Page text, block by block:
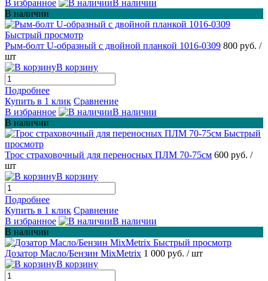
В избранное
В наличии
В наличии
Быстрый просмотр
Рым-болт U-образный с двойной планкой 1016-0309 800 руб. /
шт
В корзину
Подробнее
Купить в 1 клик Сравнение
В избранное
В наличии
В наличии
Быстрый
просмотр
Трос страховочный для переносных ПЛМ 70-75см 600 руб. /
шт
В корзину
Подробнее
Купить в 1 клик Сравнение
В избранное
В наличии
В наличии
Быстрый просмотр
Дозатор Масло/Бензин MixMetrix 1 000 руб. / шт
В корзину